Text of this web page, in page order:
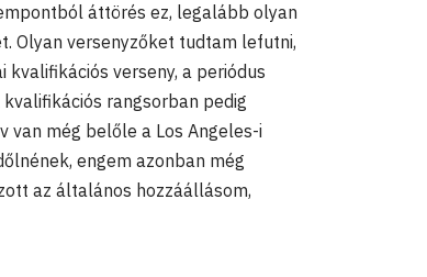
áttörés ez, legalább olyan
Olyan versenyzőket tudtam lefutni,
verseny, a periódus
rangsorban pedig
van még belőle a Los Angeles-i
engem azonban még
az általános hozzáállásom,